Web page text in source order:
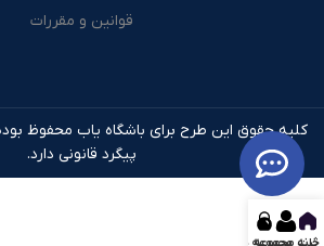
قوانین و مقررات
کلیه حقوق این طرح برای باشگاه یاب محفوظ
پیگرد قانونی دارد.
خانه
ثبت مجموعه
مجموعه ها